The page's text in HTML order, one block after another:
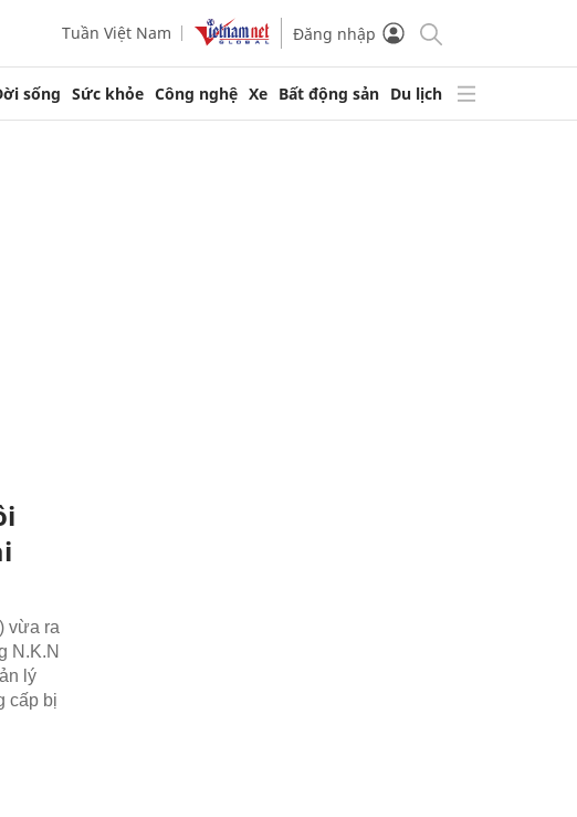
Tuần Việt Nam Đăng nhập
sống Sức khỏe Công nghệ Xe Bất động sản Du lịch
vừa ra
N.K.N
lý
cấp bị